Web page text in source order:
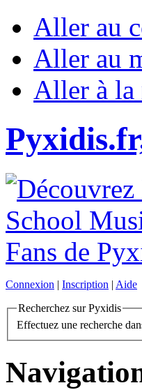
Aller au
Aller au
Aller à la
Connexion | Inscription | Aide
Recherchez sur Pyxidis
Effectuez une recherche